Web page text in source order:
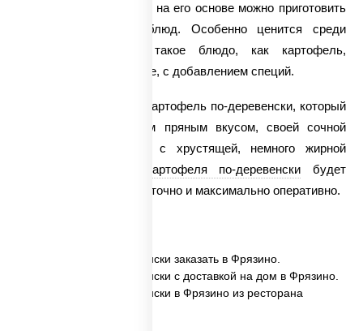
стране продуктов, ведь на его основе можно приготовить
множество лакомых блюд. Особенно ценится среди
настоящих гурманов такое блюдо, как картофель,
обжаренный во фритюре, с добавлением специй.
У нас можно заказать картофель по-деревенски, который
приятно поразит своим пряным вкусом, своей сочной
мякотью в сочетании с хрустящей, немного жирной
Доставка картофеля по-деревенски будет
осуществлена круглосуточно и максимально оперативно.
✅ Картофель по-деревенски заказать в Фрязино.
✅ Картофель по-деревенски с доставкой на дом в Фрязино.
✅ Картофель по-деревенски в Фрязино из ресторана